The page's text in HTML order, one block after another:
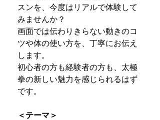
スンを、今度はリアルで体験して
みませんか？
画面では伝わりきらない動きのコ
ツや体の使い方を、丁寧にお伝え
します。
初心者の方も経験者の方も、太極
拳の新しい魅力を感じられるはず
です。
＜テーマ＞